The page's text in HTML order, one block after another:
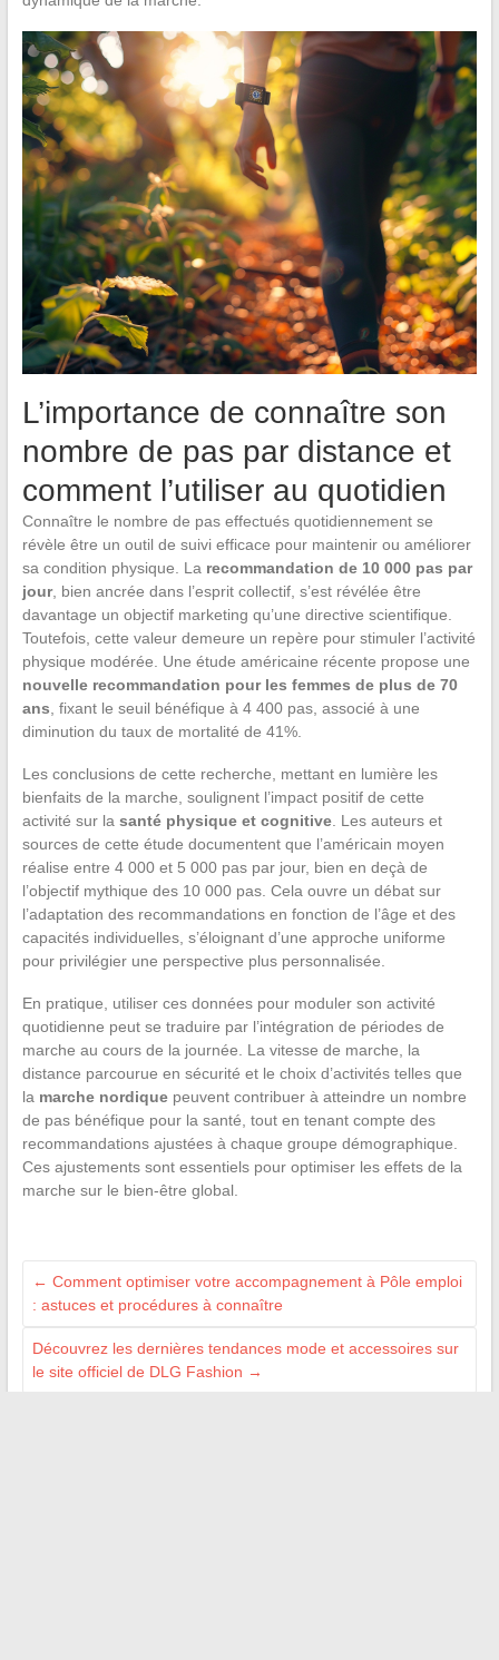
L’importance de connaître son
nombre de pas par distance et
comment l’utiliser au quotidien
Connaître le nombre de pas effectués quotidiennement se
révèle être un outil de suivi efficace pour maintenir ou améliorer
sa condition physique. La recommandation de 10 000 pas par
jour, bien ancrée dans l’esprit collectif, s’est révélée être
davantage un objectif marketing qu’une directive scientifique.
Toutefois, cette valeur demeure un repère pour stimuler l’activité
physique modérée. Une étude américaine récente propose une
nouvelle recommandation pour les femmes de plus de 70
ans , fixant le seuil bénéfique à 4 400 pas, associé à une
diminution du taux de mortalité de 41%.
Les conclusions de cette recherche, mettant en lumière les
bienfaits de la marche, soulignent l’impact positif de cette
activité sur la santé physique et cognitive. Les auteurs et
sources de cette étude documentent que l’américain moyen
réalise entre 4 000 et 5 000 pas par jour, bien en deçà de
l’objectif mythique des 10 000 pas. Cela ouvre un débat sur
l’adaptation des recommandations en fonction de l’âge et des
capacités individuelles, s’éloignant d’une approche uniforme
pour privilégier une perspective plus personnalisée.
En pratique, utiliser ces données pour moduler son activité
quotidienne peut se traduire par l’intégration de périodes de
marche au cours de la journée. La vitesse de marche, la
distance parcourue en sécurité et le choix d’activités telles que
la marche nordiquepeuvent contribuer à atteindre un nombre
de pas bénéfique pour la santé, tout en tenant compte des
recommandations ajustées à chaque groupe démographique.
Ces ajustements sont essentiels pour optimiser les effets de la
marche sur le bien-être global.
← Comment optimiser votre accompagnement à Pôle emploi
: astuces et procédures à connaître
Découvrez les dernières tendances mode et accessoires sur
le site officiel de DLG Fashion →